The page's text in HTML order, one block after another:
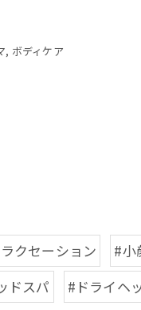
ボディケア
クセーション #小
ドスパ #ドライヘ